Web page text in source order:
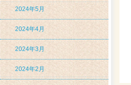
2024年5月
2024年4月
2024年3月
2024年2月